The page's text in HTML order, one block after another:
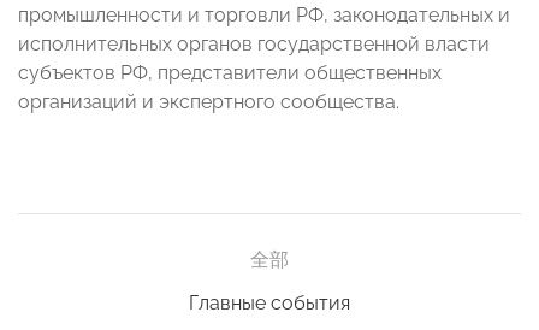
промышленности и торговли РФ, законодательных и
исполнительных органов государственной власти
субъектов РФ, представители общественных
организаций и экспертного сообщества.
全部
Главные события